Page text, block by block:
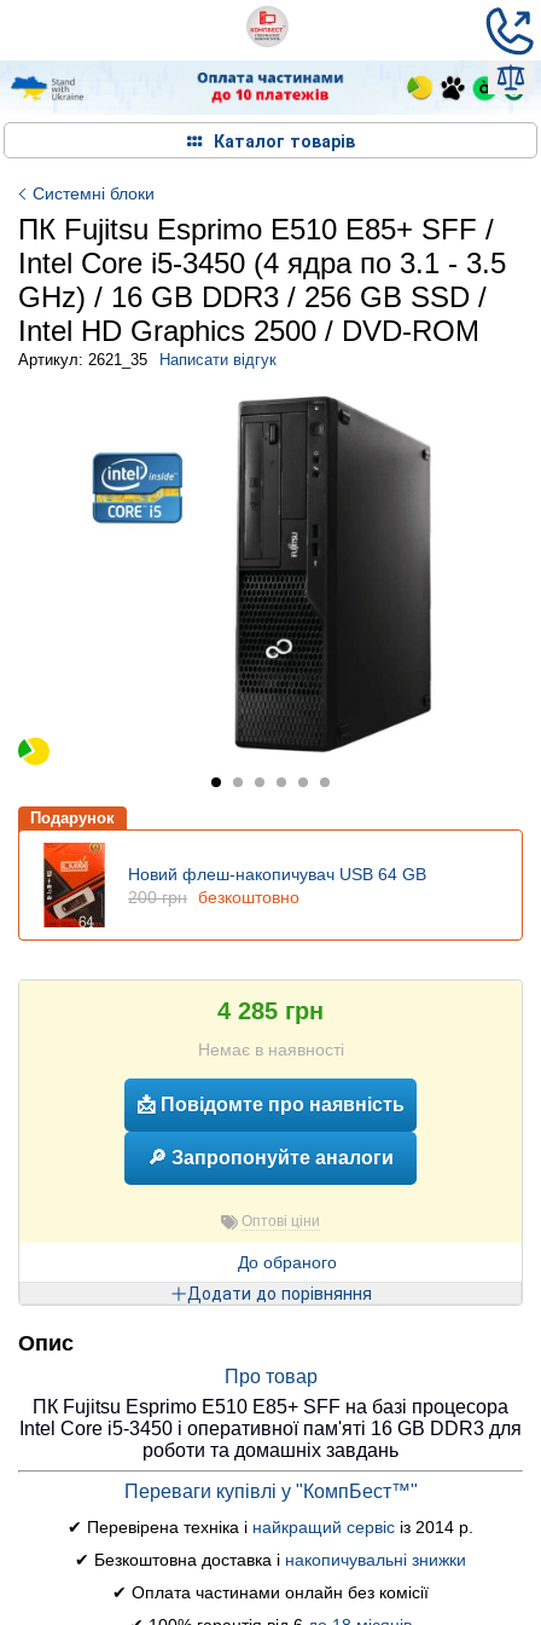
Каталог товарів
Системні блоки
ПК Fujitsu Esprimo E510 E85+ SFF /
Intel Core i5-3450 (4 ядра по 3.1 - 3.5
GHz) / 16 GB DDR3 / 256 GB SSD /
Intel HD Graphics 2500 / DVD-ROM
Артикул: 2621_35 Написати відгук
Подарунок
Новий флеш-накопичувач USB 64 GB
200 грн безкоштовно
4 285 грн
Немає в наявності
📩 Повідомте про наявність
🔎 Запропонуйте аналоги
Оптові ціни
До обраного
Додати до порівняння
Опис
Про товар
ПК Fujitsu Esprimo E510 E85+ SFF на базі процесора
Intel Core i5-3450 і оперативної пам'яті 16 GB DDR3 для
роботи та домашніх завдань
Переваги купівлі у "КомпБест™"
✔ Перевірена техніка і найкращий сервіс із 2014 р.
✔ Безкоштовна доставка і накопичувальні знижки
✔ Оплата частинами онлайн без комісії